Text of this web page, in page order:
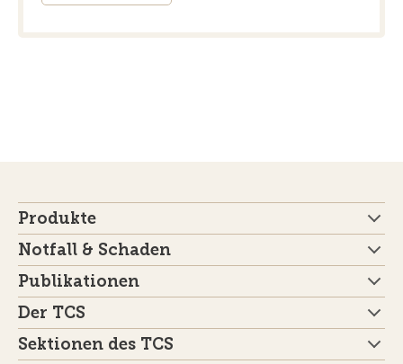
Produkte
Notfall & Schaden
Publikationen
Der TCS
Sektionen des TCS